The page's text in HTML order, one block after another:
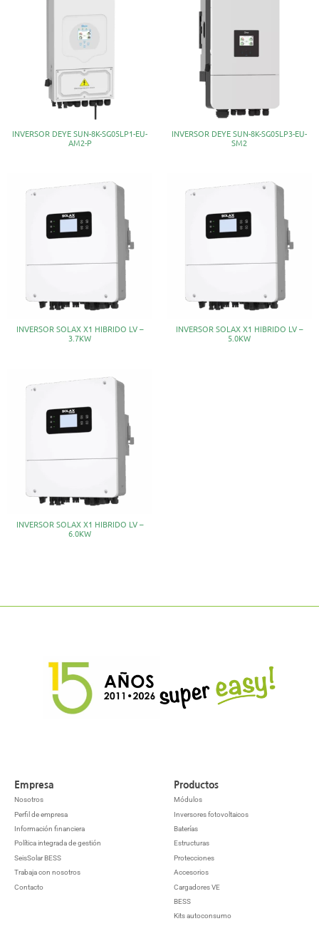
INVERSOR DEYE SUN-8K-SG05LP1-EU-
AM2-P
INVERSOR DEYE SUN-8K-SG05LP3-EU-
SM2
INVERSOR SOLAX X1 HIBRIDO LV –
3.7KW
INVERSOR SOLAX X1 HIBRIDO LV –
5.0KW
INVERSOR SOLAX X1 HIBRIDO LV –
6.0KW
Empresa
Nosotros
Perfil de empresa
Información financiera
Política integrada de gestión
SeisSolar BESS
Trabaja con nosotros
Contacto
Productos
Módulos
Inversores fotovoltaicos
Baterías
Estructuras
Protecciones
Accesorios
Cargadores VE
BESS
Kits autoconsumo